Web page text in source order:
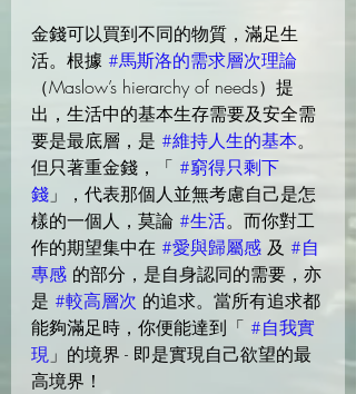
金錢可以買到不同的物質，滿足生
活。根據 #馬斯洛的需求層次理論
（Maslow’s hierarchy of needs）提
出，生活中的基本生存需要及安全需
要是最底層，是 #維持人生的基本。
但只著重金錢，「 #窮得只剩下
錢 」，代表那個人並無考慮自己是怎
樣的一個人，莫論 #生活。而你對工
作的期望集中在 #愛與歸屬感 及 #自
專感 的部分，是自身認同的需要，亦
是 #較高層次 的追求。當所有追求都
能夠滿足時，你便能達到「 #自我實
現 」的境界 - 即是實現自己欲望的最
高境界！